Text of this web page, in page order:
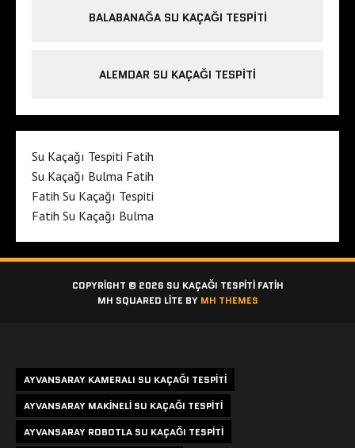
BALABANAĞA SU KAÇAĞI TESPITI
ALEMDAR SU KAÇAĞI TESPITI
Su Kaçağı Tespiti Fatih
Su Kaçağı Bulma Fatih
Fatih Su Kaçağı Tespiti
Fatih Su Kaçağı Bulma
COPYRIGHT © 2026 SU KAÇAĞI TESPITI FATIH
MH SQUARED LITE BY MH THEMES
AYVANSARAY KAMERALI SU KAÇAĞI TESPITI
AYVANSARAY MAKINELI SU KAÇAĞI TESPITI
AYVANSARAY ROBOTLA SU KAÇAĞI TESPITI